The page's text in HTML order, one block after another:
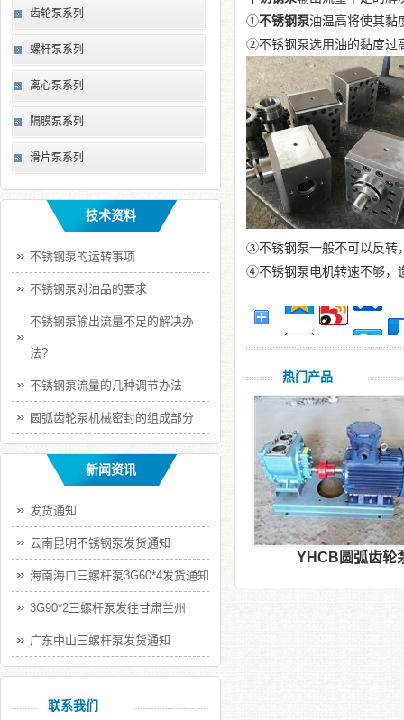
①不锈钢泵油温高将使其黏
②不锈钢泵选用油的黏度过
③不锈钢泵一般不可以反转
④不锈钢泵电机转速不够，
热门产品
YHCB圆弧齿轮
齿轮泵系列
螺杆泵系列
离心泵系列
隔膜泵系列
滑片泵系列
技术资料
不锈钢泵的运转事项
不锈钢泵对油品的要求
不锈钢泵输出流量不足的解决办
法?
不锈钢泵流量的几种调节办法
圆弧齿轮泵机械密封的组成部分
新闻资讯
发货通知
云南昆明不锈钢泵发货通知
海南海口三螺杆泵3G60*4发货通知
3G90*2三螺杆泵发往甘肃兰州
广东中山三螺杆泵发货通知
联系我们